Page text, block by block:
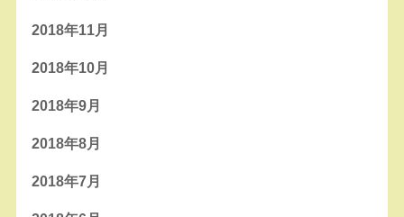
2018年11月
2018年10月
2018年9月
2018年8月
2018年7月